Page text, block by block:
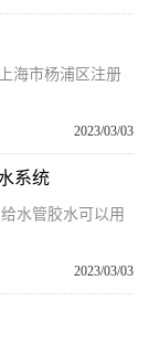
海市杨浦区注册
2023/03/03
系统
水管胶水可以用
2023/03/03